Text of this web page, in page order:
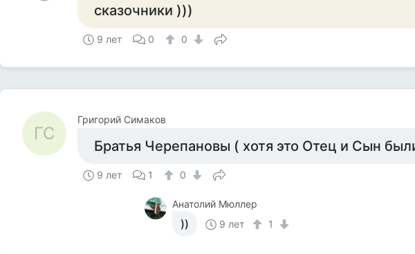
сказочники )))
9 лет 0 0
ГС
Григорий Симаков
Братья Черепановы ( хотя это Отец и Сын
9 лет 1 0
Анатолий Мюллер
)) 9 лет 1